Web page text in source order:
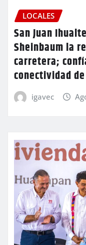
LOCALES
San Juan
Sheinbaum la
carretera;
conectividad
igavec